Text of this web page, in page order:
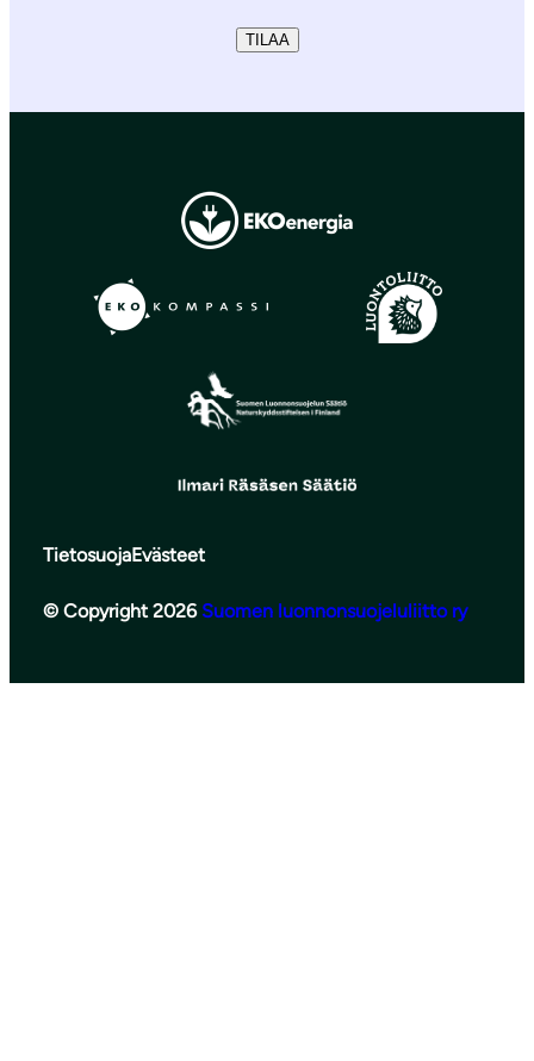
TILAA
TietosuojaEvästeet
© Copyright 2026 Suomen luonnonsuojeluliitto ry